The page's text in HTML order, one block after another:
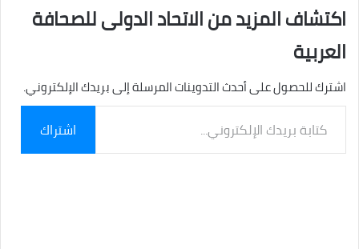
اكتشاف المزيد من الاتحاد الدولى للصحافة
العربية
اشترك للحصول على أحدث التدوينات المرسلة إلى بريدك الإلكتروني.
بريدك
الإلكتروني...
اشتراك